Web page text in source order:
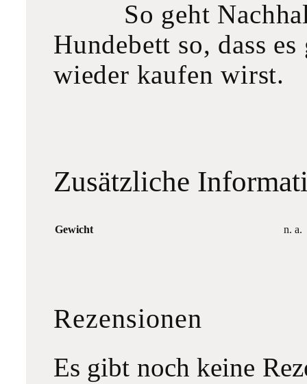
So geht
Hundebett so, dass
wieder kaufen wirst.
Zusätzliche
Gewicht n. a.
Rezensionen
Es gibt noch keine